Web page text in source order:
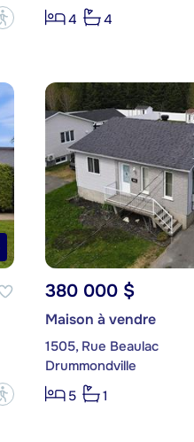
?
4
4
?
380 000 $
Maison à vendre
1505, Rue Beaulac
Drummondville
5
1